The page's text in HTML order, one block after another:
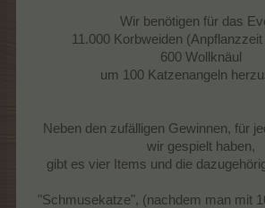
Wir benötigen für das
11.000 Korbweiden
600 Wollknäul
um 100 Katzenangeln
Neben den zufälligen Gewinnen, für
wir gespielt haben,
gibt es vier Items und die
"Schmusekatze", (nachdem man mit